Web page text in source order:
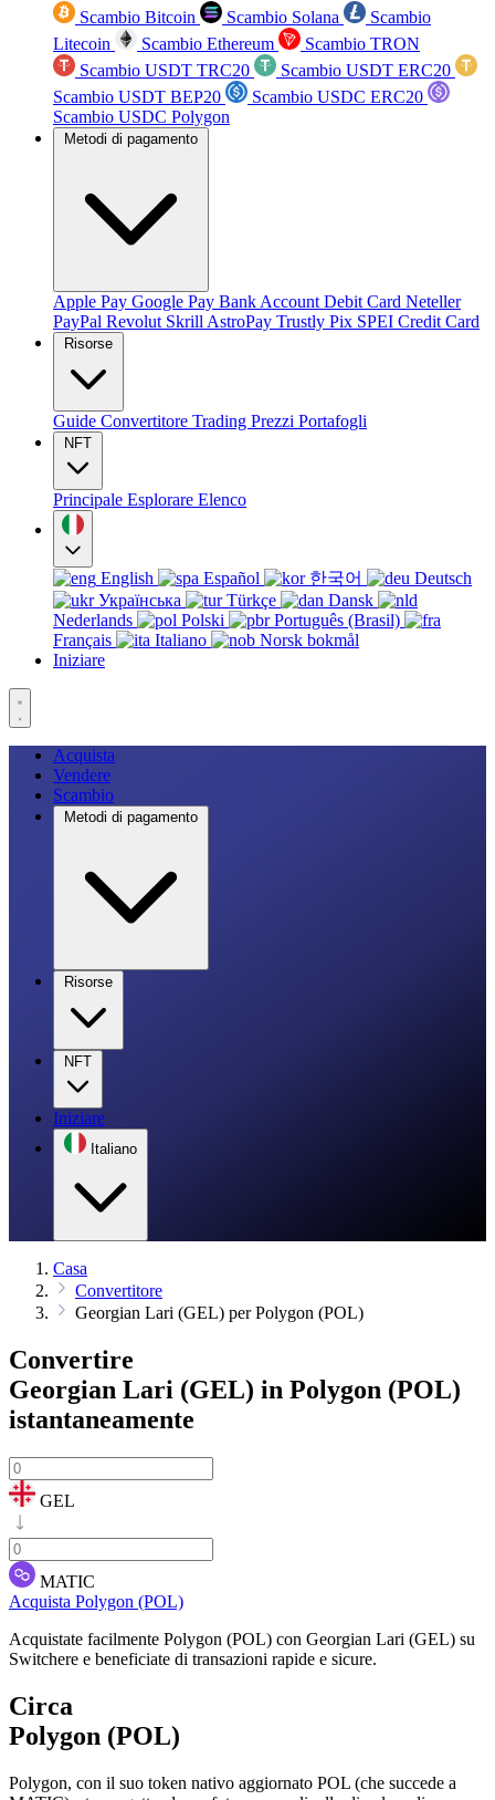
Scambio Bitcoin Scambio Solana
Scambio
Litecoin
Scambio Ethereum
Scambio TRON
Scambio USDT TRC20
Scambio USDT ERC20
Scambio USDT BEP20
Scambio USDC ERC20
Scambio USDC Polygon
Metodi di pagamento
Apple Pay Google Pay Bank Account Debit Card Neteller
PayPal Revolut Skrill AstroPay Trustly Pix SPEI Credit Card
Risorse
Guide Convertitore Trading Prezzi Portafogli
NFT
Principale Esplorare Elenco
English Español 한국어
Deutsch
Українська
Türkçe
Dansk
Nederlands
Polski
Português (Brasil)
Français
Italiano
Norsk bokmål
Iniziare
Acquista
Vendere
Scambio
Metodi di pagamento
Risorse
NFT
Iniziare
Italiano
Casa
Convertitore
Georgian Lari (GEL) per Polygon (POL)
Convertire
Georgian Lari (GEL) in Polygon (POL)
istantaneamente
GEL
MATIC
Acquista Polygon (POL)
Acquistate facilmente Polygon (POL) con Georgian Lari (GEL) su
Switchere e beneficiate di transazioni rapide e sicure.
Circa
Polygon (POL)
Polygon, con il suo token nativo aggiornato POL (che succede a